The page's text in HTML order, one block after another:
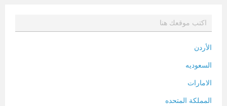
الأردن
السعوديه
الامارات
المملكة المتحده